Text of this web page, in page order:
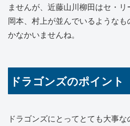
ませんが、近藤山川柳田はセ・リ
岡本、村上が並んでいるような
かなかいませんね。
ドラゴンズのポイント
ドラゴンズにとってとても大事